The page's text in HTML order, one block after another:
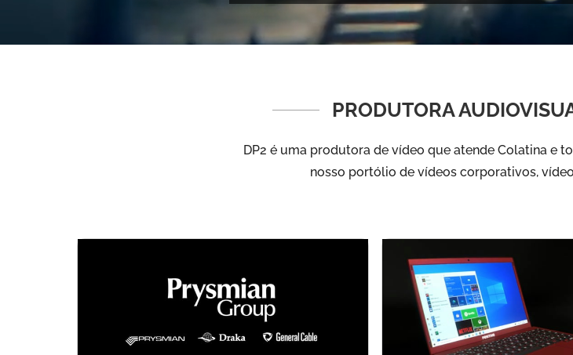
PRODUTORA
DP2 é uma produtora de vídeo que atende Colatina e
nosso portólio de vídeos corporativos,